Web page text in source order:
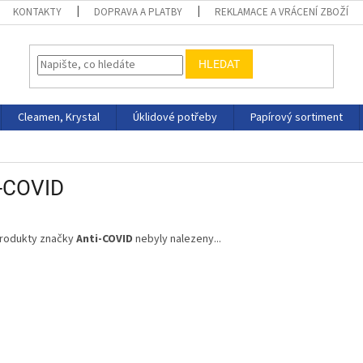
KONTAKTY DOPRAVA A PLATBY REKLAMACE A VRÁCENÍ ZBOŽÍ
HLEDAT
Cleamen, Krystal Úklidové potřeby Papírový sortiment
značkyAnti-COVID nebyly nalezeny...